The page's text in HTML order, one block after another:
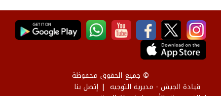
© جميع الحقوق محفوظة
قيادة الجيش - مديرية التوجيه
إتصل بنا